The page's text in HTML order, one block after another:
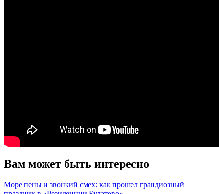
Вам может быть интересно
Море пены и звонкий смех: как прошел грандиозный